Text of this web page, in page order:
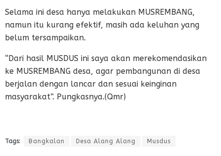
Selama ini desa hanya melakukan MUSREMBANG,
namun itu kurang efektif, masih ada keluhan yang
belum tersampaikan.
“Dari hasil MUSDUS ini saya akan merekomendasikan
ke MUSREMBANG desa, agar pembangunan di desa
berjalan dengan lancar dan sesuai keinginan
masyarakat”. Pungkasnya.(Qmr)
Tags: Bangkalan Desa Alang Alang Musdus